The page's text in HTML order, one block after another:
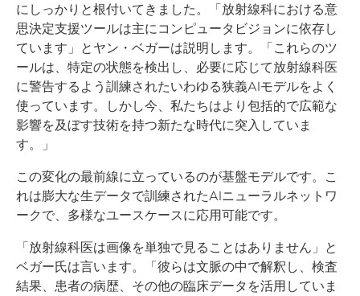
にしっかりと根付いてきました。「放射線科における意
思決定支援ツールは主にコンピュータビジョンに依存し
ています」とヤン・ベガーは説明します。「これらのツ
ールは、特定の状態を検出し、必要に応じて放射線科医
に警告するよう訓練されたいわゆる狭義AIモデルをよく
使っています。しかし今、私たちはより包括的で広範な
影響を及ぼす技術を持つ新たな時代に突入していま
す。」
この変化の最前線に立っているのが基盤モデルです。こ
れは膨大な生データで訓練されたAIニューラルネットワ
ークで、多様なユースケースに応用可能です。
「放射線科医は画像を単独で見ることはありません」と
ベガー氏は言います。「彼らは文脈の中で解釈し、検査
結果、患者の病歴、その他の臨床データを活用していま